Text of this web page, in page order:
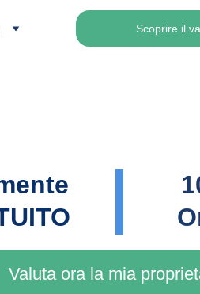
Scoprire il
Valuta ora la mia